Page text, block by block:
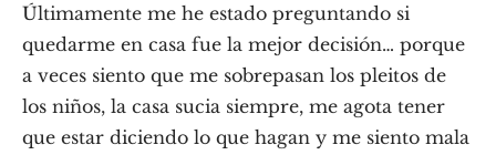
Últimamente me he estado preguntando si
quedarme en casa fue la mejor decisión… porque
a veces siento que me sobrepasan los pleitos de
los niños, la casa sucia siempre, me agota tener
que estar diciendo lo que hagan y me siento mala